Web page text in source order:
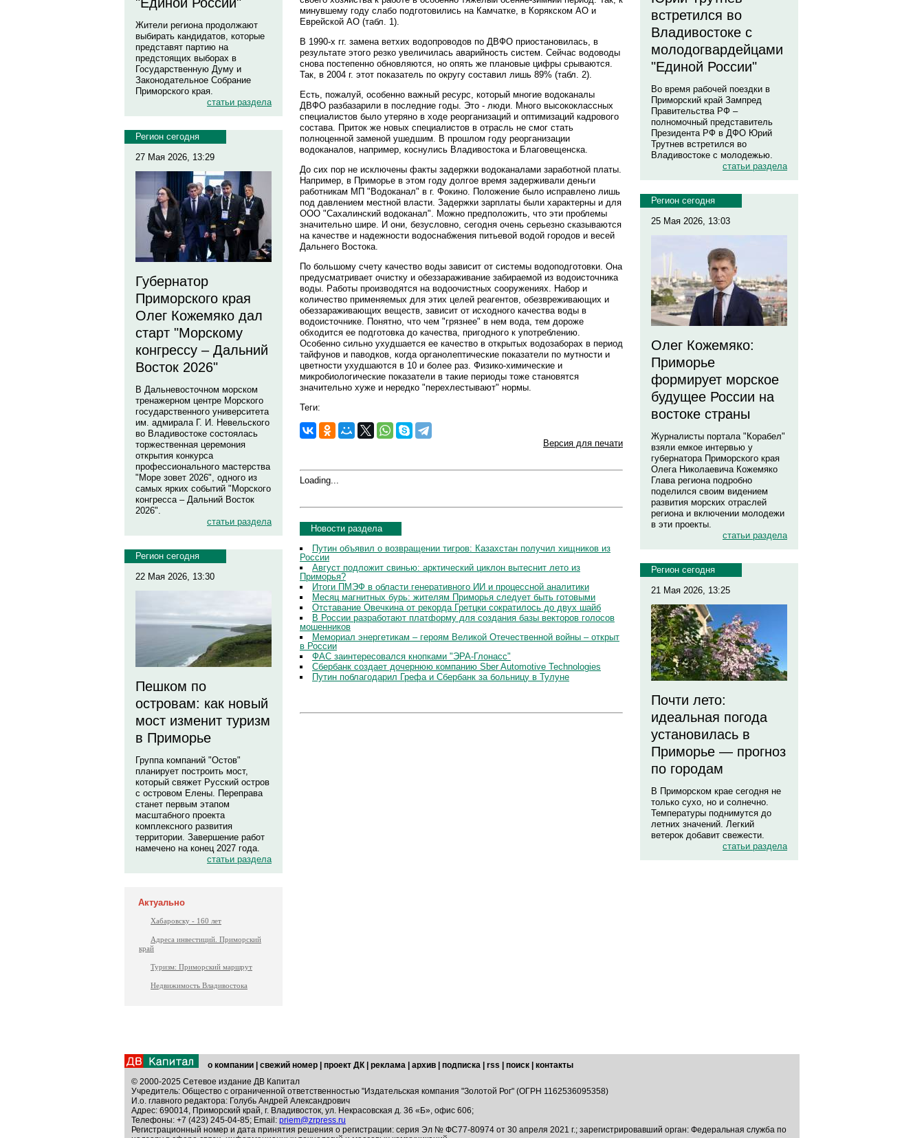
Жители региона продолжают
выбирать кандидатов, которые
представят партию на
предстоящих выборах в
Государственную Думу и
Законодательное Собрание
Приморского края.
статьи раздела
Регион сегодня
27 Мая 2026, 13:29
Губернатор
Приморского края
Олег Кожемяко дал
старт "Морскому
конгрессу – Дальний
Восток 2026"
В Дальневосточном морском
тренажерном центре Морского
государственного университета
им. адмирала Г. И. Невельского
во Владивостоке состоялась
торжественная церемония
открытия конкурса
профессионального мастерства
"Море зовет 2026", одного из
самых ярких событий "Морского
конгресса – Дальний Восток
2026".
статьи раздела
Регион сегодня
22 Мая 2026, 13:30
Пешком по
островам: как новый
мост изменит туризм
в Приморье
Группа компаний "Остов"
планирует построить мост,
который свяжет Русский остров
с островом Елены. Переправа
станет первым этапом
масштабного проекта
комплексного развития
территории. Завершение работ
намечено на конец 2027 года.
статьи раздела
Актуально
Хабаровску - 160 лет
Адреса инвестиций. Приморский
край
Туризм: Приморский маршрут
Недвижимость Владивостока
минувшему году слабо подготовились на Камчатке, в Корякском АО и
Еврейской АО (табл. 1).
В 1990-х гг. замена ветхих водопроводов по ДВФО приостановилась, в
результате этого резко увеличилась аварийность систем. Сейчас водоводы
снова постепенно обновляются, но опять же плановые цифры срываются.
Так, в 2004 г. этот показатель по округу составил лишь 89% (табл. 2).
Есть, пожалуй, особенно важный ресурс, который многие водоканалы
ДВФО разбазарили в последние годы. Это - люди. Много высококлассных
специалистов было утеряно в ходе реорганизаций и оптимизаций кадрового
состава. Приток же новых специалистов в отрасль не смог стать
полноценной заменой ушедшим. В прошлом году реорганизации
водоканалов, например, коснулись Владивостока и Благовещенска.
До сих пор не исключены факты задержки водоканалами заработной платы.
Например, в Приморье в этом году долгое время задерживали деньги
работникам МП "Водоканал" в г. Фокино. Положение было исправлено лишь
под давлением местной власти. Задержки зарплаты были характерны и для
ООО "Сахалинский водоканал". Можно предположить, что эти проблемы
значительно шире. И они, безусловно, сегодня очень серьезно сказываются
на качестве и надежности водоснабжения питьевой водой городов и весей
Дальнего Востока.
По большому счету качество воды зависит от системы водоподготовки. Она
предусматривает очистку и обеззараживание забираемой из водоисточника
воды. Работы производятся на водоочистных сооружениях. Набор и
количество применяемых для этих целей реагентов, обезвреживающих и
обеззараживающих веществ, зависит от исходного качества воды в
водоисточнике. Понятно, что чем "грязнее" в нем вода, тем дороже
обходится ее подготовка до качества, пригодного к употреблению.
Особенно сильно ухудшается ее качество в открытых водозаборах в период
тайфунов и паводков, когда органолептические показатели по мутности и
цветности ухудшаются в 10 и более раз. Физико-химические и
микробиологические показатели в такие периоды тоже становятся
значительно хуже и нередко "перехлестывают" нормы.
Теги:
Версия для печати
Loading...
Новости раздела
Путин объявил о возвращении тигров: Казахстан получил хищников из
России
Август подложит свинью: арктический циклон вытеснит лето из
Приморья?
Итоги ПМЭФ в области генеративного ИИ и процессной аналитики
Месяц магнитных бурь: жителям Приморья следует быть готовыми
Отставание Овечкина от рекорда Гретцки сократилось до двух шайб
В России разработают платформу для создания базы векторов голосов
мошенников
Мемориал энергетикам – героям Великой Отечественной войны – открыт
в России
ФАС заинтересовался кнопками "ЭРА-Глонасс"
Сбербанк создает дочернюю компанию Sber Automotive Technologies
Путин поблагодарил Грефа и Сбербанк за больницу в Тулуне
встретился во
Владивостоке с
молодогвардейцами
"Единой России"
Во время рабочей поездки в
Приморский край Зампред
Правительства РФ –
полномочный представитель
Президента РФ в ДФО Юрий
Трутнев встретился во
Владивостоке с молодежью.
статьи раздела
Регион сегодня
25 Мая 2026, 13:03
Олег Кожемяко:
Приморье
формирует морское
будущее России на
востоке страны
Журналисты портала "Корабел"
взяли емкое интервью у
губернатора Приморского края
Олега Николаевича Кожемяко
Глава региона подробно
поделился своим видением
развития морских отраслей
региона и включении молодежи
в эти проекты.
статьи раздела
Регион сегодня
21 Мая 2026, 13:25
Почти лето:
идеальная погода
установилась в
Приморье — прогноз
по городам
В Приморском крае сегодня не
только сухо, но и солнечно.
Температуры поднимутся до
летних значений. Легкий
ветерок добавит свежести.
статьи раздела
о компании свежий номер проект ДК реклама архив подписка rss поиск
контакты
© 2000-2025 Сетевое издание ДВ Капитал
Учредитель: Общество с ограниченной ответственностью "Издательская компания "Золотой Рог" (ОГРН 1162536095358)
И.о. главного редактора: Голубь Андрей Александрович
Адрес: 690014, Приморский край, г. Владивосток, ул. Некрасовская д. 36 «Б», офис 606;
Телефоны: +7 (423) 245-04-85; Email: priem@zrpress.ru
Регистрационный номер и дата принятия решения о регистрации: серия Эл № ФС77-80974 от 30 апреля 2021 г.; зарегистрировавший орган: Федеральная служба по